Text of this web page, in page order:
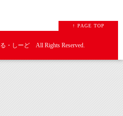
↑ PAGE TOP
・しーど All Rights Reserved.